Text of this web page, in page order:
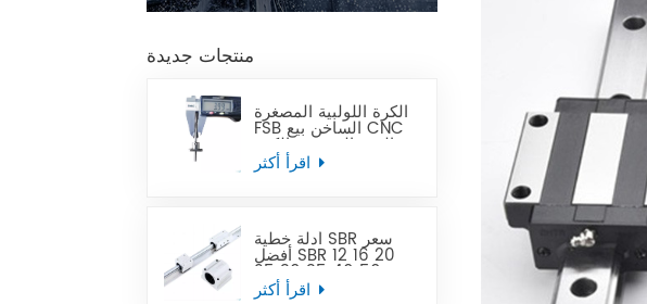
منتجات جديدة
الكرة اللولبية المصغرة
FSB الساخن بيع CNC
الدقة المصغرة الكرة
الرصاص المسمار يمكن
أدلة خطية SBR سعر
أفضل SBR 12 16 20
25 30 35 40 50
قضيب توجيه خطي